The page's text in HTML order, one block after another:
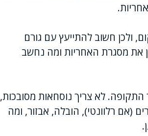
ולכן חשוב להתייעץ עם גורם
את מסגרת האחריות ומה נחשב
לא צריך נוסחאות מסובכות,
רלוונטי), הובלה, אבזור, ומה